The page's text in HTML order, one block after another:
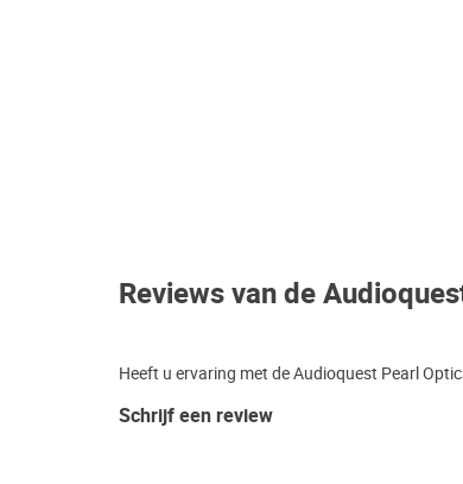
Reviews van de
Heeft u ervaring met de Audioquest Pearl
Schrijf een review